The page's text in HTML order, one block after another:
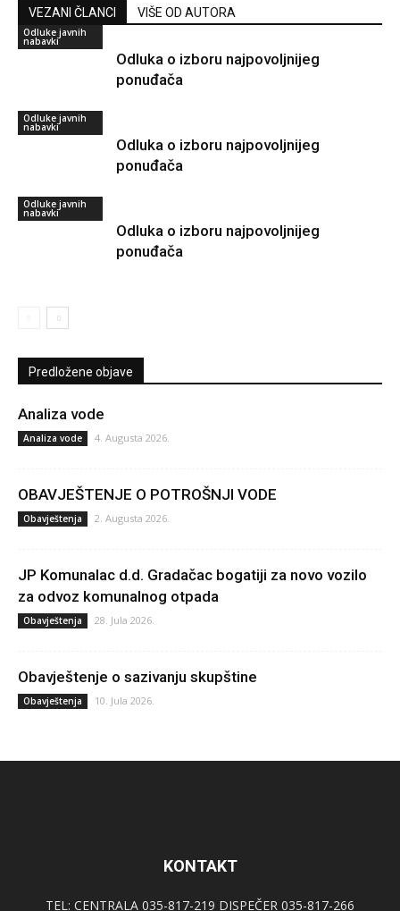
VEZANI ČLANCI VIŠE OD AUTORA
Odluke javnih
nabavki
Odluka o izboru najpovoljnijeg
ponuđača
Odluke javnih
nabavki
Odluka o izboru najpovoljnijeg
ponuđača
Odluke javnih
nabavki
Odluka o izboru najpovoljnijeg
ponuđača
Predložene objave
Analiza vode
Analiza vode 4. Augusta 2026.
OBAVJEŠTENJE O POTROŠNJI VODE
Obavještenja 2. Augusta 2026.
JP Komunalac d.d. Gradačac bogatiji za novo vozilo
za odvoz komunalnog otpada
Obavještenja 28. Jula 2026.
Obavještenje o sazivanju skupštine
Obavještenja 10. Jula 2026.
KONTAKT
TEL: CENTRALA 035-817-219 DISPEČER 035-817-266